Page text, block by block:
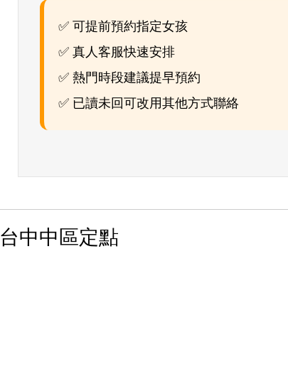
✅ 可提前預約指定女孩
✅ 真人客服快速安排
✅ 熱門時段建議提早預約
✅ 已讀未回可改用其他方式聯絡
台中中區定點